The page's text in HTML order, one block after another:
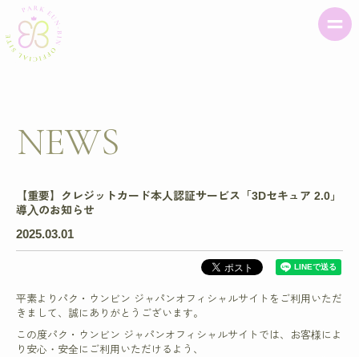
NEWS
【重要】クレジットカード本人認証サービス「3Dセキュア 2.0」
導入のお知らせ
2025.03.01
平素よりパク・ウンビン ジャパンオフィシャルサイトをご利用いただ
きまして、誠にありがとうございます。
この度パク・ウンビン ジャパンオフィシャルサイトでは、お客様によ
り安心・安全にご利用いただけるよう、